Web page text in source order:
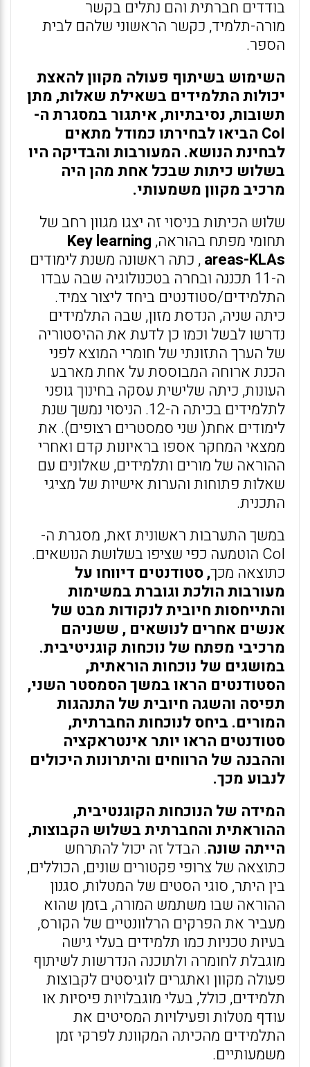
בודדים חברתית והם נתלים בקשר
מורה-תלמיד, כקשר הראשוני שלהם לבית
הספר.
השימוש בשיתוף פעולה מקוון להאצת
יכולות התלמידים בשאילת שאלות, מתן
תשובות, נסיבתיות, איתגור במסגרת ה-
CoI הביאו לבחירתו כמודל מתאים
לבחינת הנושא. המעורבות והבדיקה היו
בשלוש כיתות שבכל אחת מהן היה
מרכיב מקוון משמעותי.
שלוש הכיתות בניסוי זה יצגו מגוון רחב של
תחומי מפתח בהוראה, Key learning
areas-KLAs, כתה ראשונה משנת לימודים
ה-11 תכננה ובחרה בטכנולוגיה שבה עבדו
התלמידים/סטודנטים ביחד ליצור צמיד.
כיתה שניה, הנדסת מזון, שבה התלמידים
נדרשו לבשל וכמו כן לדעת את ההיסטוריה
של הערך התזונתי של חומרי המוצא לפני
הכנת ארוחה המבוססת על אחת מארבע
העונות, כיתה שלישית עסקה בחינוך גופני
לתלמידים בכיתה ה-12. הניסוי נמשך שנת
לימודים אחת( שני סמסטרים רצופים). את
ממצאי המחקר אספו בראיונות קדם ואחרי
ההוראה של מורים ותלמידים, שאלונים עם
שאלות פתוחות והערות אישיות של מציגי
התכנית.
במשך התערבות ראשונית זאת, מסגרת ה-
CoI הוטמעה כפי שציפו בשלושת הנושאים.
כתוצאה מכך, סטודנטים דיווחו על
מעורבות הולכת וגוברת במשימות
והתייחסות חיובית לנקודות מבט של
אנשים אחרים לנושאים , ששניהם
מרכיבי מפתח של נוכחות קוגניטיבית.
במושגים של נוכחות הוראתית,
הסטודנטים הראו במשך הסמסטר השני,
תפיסה והשגה חיובית של התנהגות
המורים. ביחס לנוכחות החברתית,
סטודנטים הראו יותר אינטראקציה
וההבנה של הרווחים והיתרונות היכולים
לנבוע מכך.
המידה של הנוכחות הקוגנטיבית,
ההוראתית והחברתית בשלוש הקבוצות,
הייתה שונה. הבדל זה יכול להתרחש
כתוצאה של צרופי פקטורים שונים, הכוללים,
בין היתר, סוגי הסטים של המטלות, סגנון
ההוראה שבו משתמש המורה, בזמן שהוא
מעביר את הפרקים הרלוונטיים של הקורס,
בעיות טכניות כמו תלמידים בעלי גישה
מוגבלת לחומרה ולתוכנה הנדרשות לשיתוף
פעולה מקוון ואתגרים לוגיסטים לקבוצות
תלמידים, כולל, בעלי מוגבלויות פיסיות או
עודף מטלות ופעילויות המסיטים את
התלמידים מהכיתה המקוונת לפרקי זמן
משמעותיים.